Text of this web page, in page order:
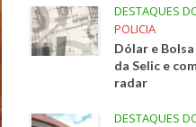
DESTAQUES
POLICIA
Dólar e
da Selic e
radar
DESTAQUES